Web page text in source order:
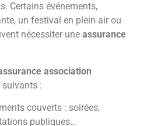
Certains événements,
un festival en plein air ou
nécessiter une assurance
association
:
couverts : soirées,
publiques…